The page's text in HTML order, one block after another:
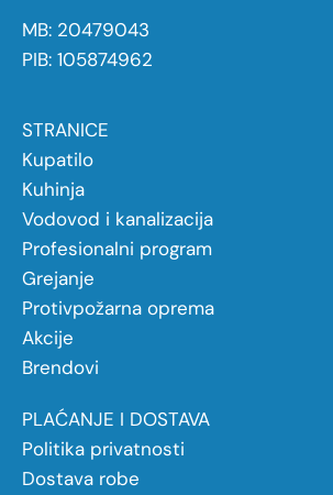
MB: 20479043
PIB: 105874962
STRANICE
Kupatilo
Kuhinja
Vodovod i kanalizacija
Profesionalni program
Grejanje
Protivpožarna oprema
Akcije
Brendovi
PLAĆANJE I DOSTAVA
Politika privatnosti
Dostava robe